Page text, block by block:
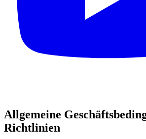
Allgemeine
Richtlinien